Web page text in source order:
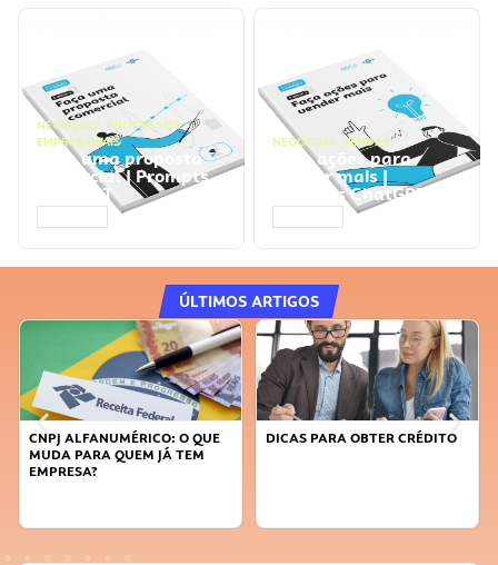
NEGÓCIOS, PROCESSOS
EMPRESARIAIS
Faça uma proposta
comercial | Prompts
ChatGPT
NEGÓCIOS, VENDAS
Faça ações para
vender mais |
Prompts ChatGPT
ÚLTIMOS ARTIGOS
DICAS PARA OBTER CRÉDITO
FAÇA A DIFERENÇA: SEJA